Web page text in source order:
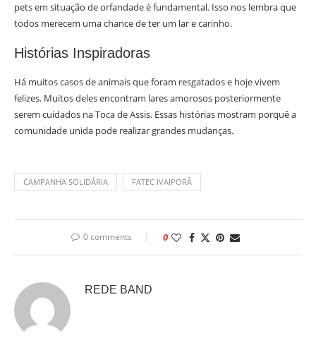
pets em situação de orfandade é fundamental. Isso nos lembra que
todos merecem uma chance de ter um lar e carinho.
Histórias Inspiradoras
Há muitos casos de animais que foram resgatados e hoje vivem
felizes. Muitos deles encontram lares amorosos posteriormente
serem cuidados na Toca de Assis. Essas histórias mostram porquê a
comunidade unida pode realizar grandes mudanças.
CAMPANHA SOLIDÁRIA FATEC IVAIPORÃ
0 comments 0
REDE BAND